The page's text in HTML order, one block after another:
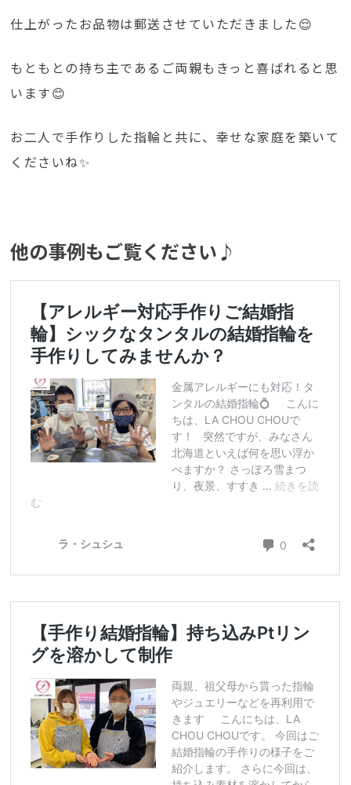
仕上がったお品物は郵送させていただきました😌
もともとの持ち主であるご両親もきっと喜ばれると思
います😊
お二人で手作りした指輪と共に、幸せな家庭を築いて
くださいね✨
他の事例もご覧ください♪